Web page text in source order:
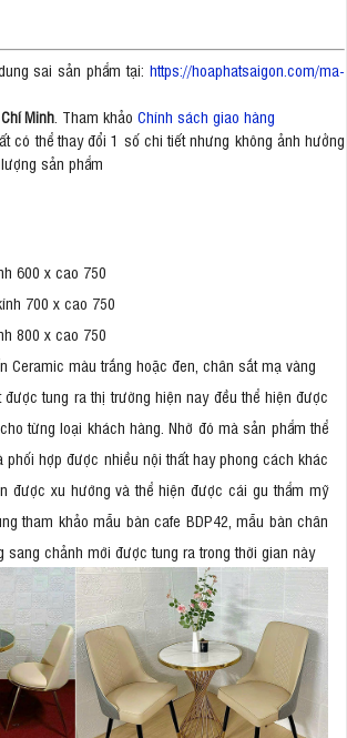
sai sản phẩm tại: https://hoaphatsaigon.com/ma-
Minh . Tham khảo Chính sách giao hàng
có thể thay đổi 1 số chi tiết nhưng không ảnh hưởng
sản phẩm
600 x cao 750
700 x cao 750
800 x cao 750
Ceramic màu trắng hoặc đen, chân sắt mạ vàng
tung ra thị trường hiện nay đều thể hiện được
từng loại khách hàng. Nhờ đó mà sản phẩm thể
phối hợp được nhiều nội thất hay phong cách khác
được xu hướng và thể hiện được cái gu thẩm mỹ
tham khảo mẫu bàn cafe BDP42, mẫu bàn chân
sang chảnh mới được tung ra trong thời gian này